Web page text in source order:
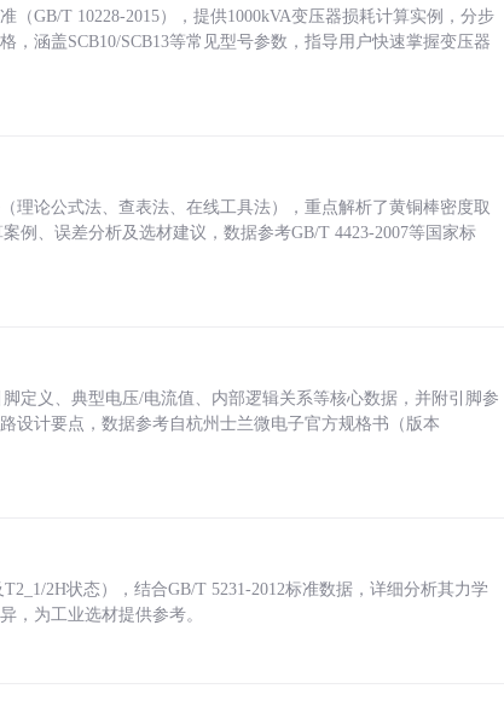
GB/T 10228-2015），提供1000kVA变压器损耗计算实例，分步
涵盖SCB10/SCB13等常见型号参数，指导用户快速掌握变压器
理论公式法、查表法、在线工具法），重点解析了黄铜棒密度取
例、误差分析及选材建议，数据参考GB/T 4423-2007等国家标
定义、典型电压/电流值、内部逻辑关系等核心数据，并附引脚参
设计要点，数据参考自杭州士兰微电子官方规格书（版本
2H状态），结合GB/T 5231-2012标准数据，详细分析其力学
，为工业选材提供参考。